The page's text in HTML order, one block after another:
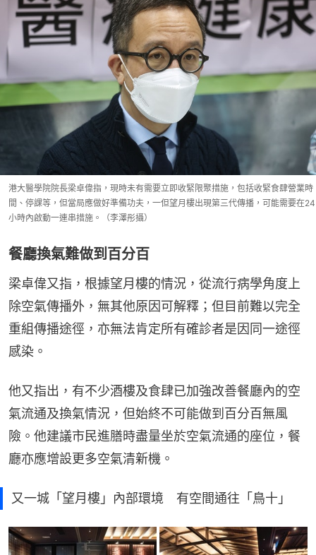
港大醫學院院長梁卓偉指，現時未有需要立即收緊限聚措施，包括收緊食肆營業時
間、停課等，但當局應做好準備功夫，一但望月樓出現第三代傳播，可能需要在24
小時內啟動一連串措施。（李澤彤攝）
餐廳換氣難做到百分百
梁卓偉又指，根據望月樓的情況，從流行病學角度上
除空氣傳播外，無其他原因可解釋；但目前難以完全
重組傳播途徑，亦無法肯定所有確診者是因同一途徑
感染。
他又指出，有不少酒樓及食肆已加強改善餐廳內的空
氣流通及換氣情況，但始終不可能做到百分百無風
險。他建議市民進膳時盡量坐於空氣流通的座位，餐
廳亦應增設更多空氣清新機。
又一城「望月樓」內部環境 有空間通往「鳥十」